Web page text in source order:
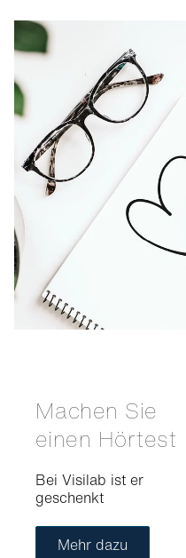
Machen Sie
einen Hörtest
Bei Visilab ist er
geschenkt
Mehr dazu